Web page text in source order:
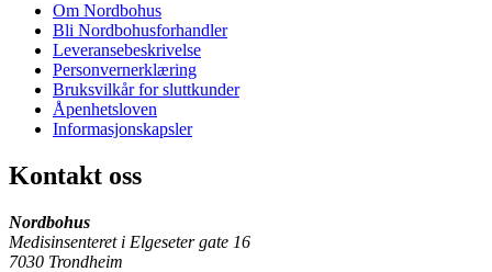
Om Nordbohus
Bli Nordbohusforhandler
Leveransebeskrivelse
Personvernerklæring
Bruksvilkår for sluttkunder
Åpenhetsloven
Informasjonskapsler
Kontakt oss
Nordbohus
Medisinsenteret i Elgeseter gate 16
7030 Trondheim